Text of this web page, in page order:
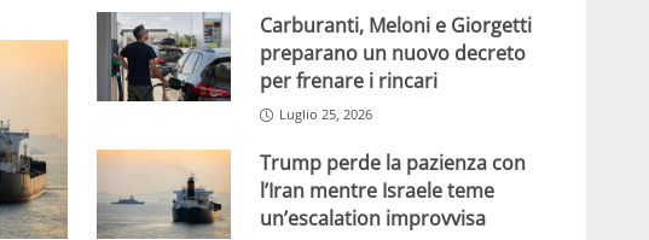
Carburanti, Meloni e Giorgetti
preparano un nuovo decreto
per frenare i rincari
Luglio 25, 2026
Trump perde la pazienza con
l’Iran mentre Israele teme
un’escalation improvvisa